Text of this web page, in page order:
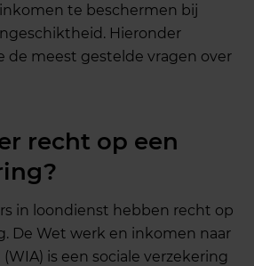
te beschermen bij
Hieronder
de meest gestelde vragen over
recht op een
in loondienst hebben recht op
De Wet werk en inkomen naar
is een sociale verzekering